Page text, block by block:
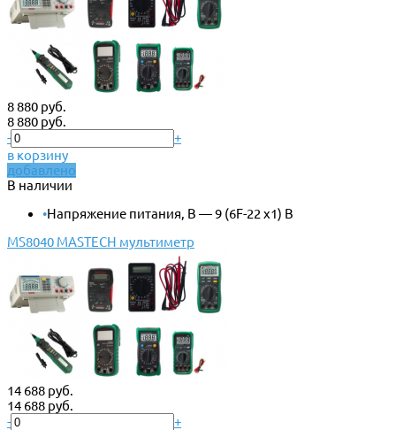
8 880 руб.
8 880 руб.
-
+
в корзину
добавлено
В наличии
•Напряжение питания, В — 9 (6F-22 x1) В
MS8040 MASTECH мультиметр
14 688 руб.
14 688 руб.
-
+